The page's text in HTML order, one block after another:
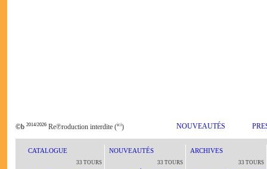
©b 2014/2026 Re℗roduction interdite (ici) NOUVEAUTÉS
CATALOGUE
33 TOURS
NOUVEAUTÉS
33 TOURS
ARCHIVES
33 TOURS